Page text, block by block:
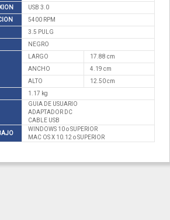
USB 3.0
5400 RPM
3.5 PULG
NEGRO
LARGO
17.88 cm
ANCHO
4.19 cm
ALTO
12.50 cm
1.17 kg
GUIA DE USUARIO
ADAPTADOR DC
CABLE USB
WINDOWS 10 o SUPERIOR
MAC OS X 10.12 o SUPERIOR